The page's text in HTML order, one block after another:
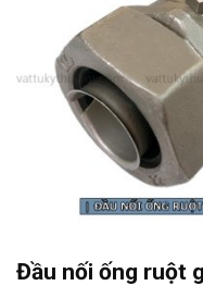
Đầu nối ống ruột